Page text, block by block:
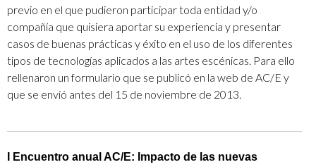
previo en el que pudieron participar toda entidad y/o
compañía que quisiera aportar su experiencia y presentar
casos de buenas prácticas y éxito en el uso de los diferentes
tipos de tecnologías aplicados a las artes escénicas. Para ello
rellenaron un formulario que se publicó en la web de AC/E y
que se envió antes del 15 de noviembre de 2013.
I Encuentro anual AC/E: Impacto de las nuevas